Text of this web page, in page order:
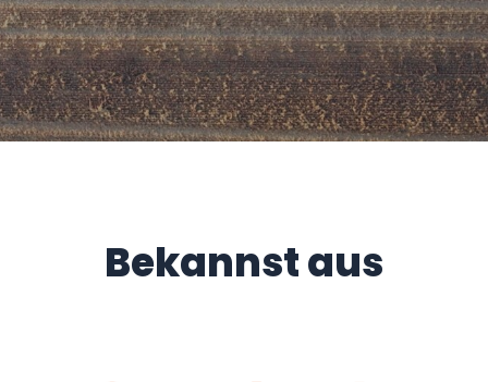
Bekannst aus